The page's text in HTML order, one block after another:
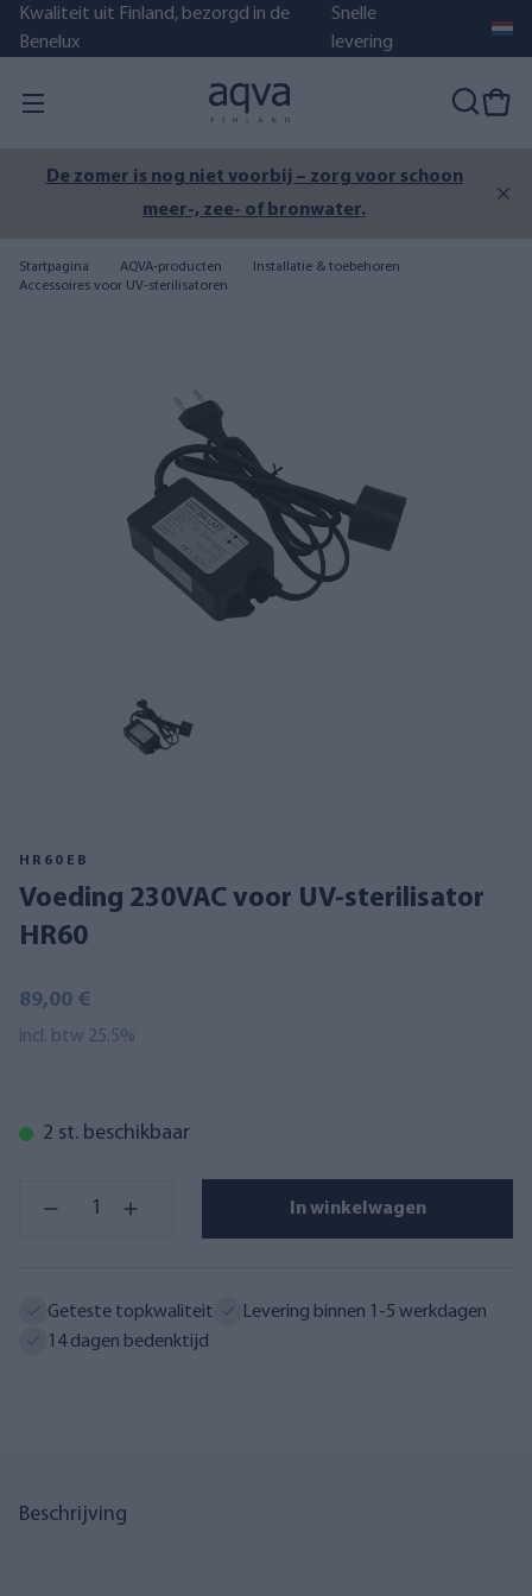
Kwaliteit uit Finland, bezorgd in de
Benelux
Snelle
levering
De zomer is nog niet voorbij – zorg voor schoon
meer-, zee- of bronwater.
Startpagina AQVA-producten
Installatie & toebehoren
Accessoires voor UV-sterilisatoren
HR60EB
Voeding 230VAC voor UV-sterilisator
HR60
89,00 €
incl. btw 25.5%
2 st. beschikbaar
In winkelwagen
Geteste topkwaliteit
Levering binnen 1-5 werkdagen
14 dagen bedenktijd
Beschrijving